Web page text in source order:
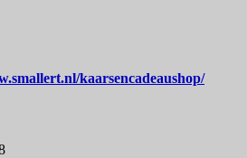
kaarsencadeaushop/